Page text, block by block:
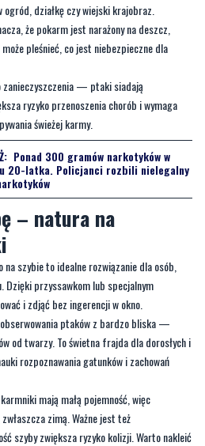
zanieczyszczenia — ptaki siadają
ryzyko przenoszenia chorób i wymaga
świeżej karmy.
Ponad 300 gramów narkotyków w
20-latka. Policjanci rozbili nielegalny
– natura na
szybie to idealne rozwiązanie dla osób,
przyssawkom lub specjalnym
i zdjąć bez ingerencji w okno.
ptaków z bardzo bliska —
od twarzy. To świetna frajda dla dorosłych i
rozpoznawania gatunków i zachowań
mają małą pojemność, więc
zimą. Ważne jest też
zwiększa ryzyko kolizji. Warto nakleić
antykolizyjne, które pomagają ptakom
przestrzeń szybciej się brudzi, dlatego